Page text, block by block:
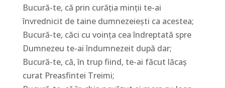
Bucură-te, că prin curăţia minţii te-ai
învrednicit de taine dumnezeieşti ca acestea;
Bucură-te, căci cu voinţa cea îndreptată spre
Dumnezeu te-ai îndumnezeit după dar;
Bucură-te, că, în trup fiind, te-ai făcut lăcaş
curat Preasfintei Treimi;